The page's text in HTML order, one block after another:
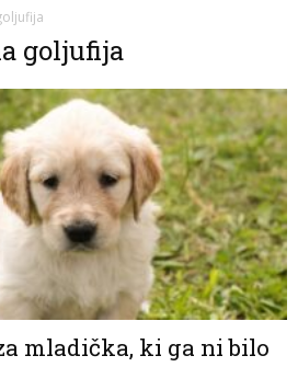
goljufija
mladička, ki ga ni bilo